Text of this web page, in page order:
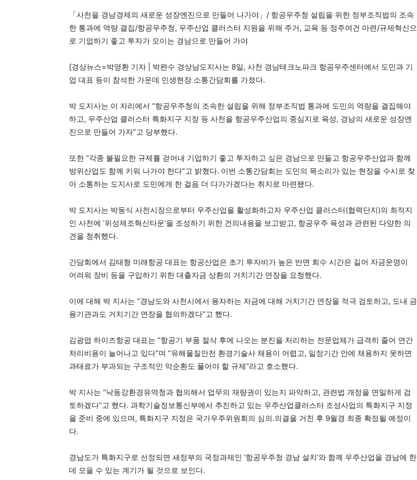
「사천을 경남경제의 새로운 성장엔진으로 만들어 나가야」/ 항공우주청 설립을 위한 정부조직법의 조속
한 통과에 역량 결집/항공우주청, 우주산업 클러스터 지원을 위해 주거, 교육 등 정주여건 마련/규제혁신으
로 기업하기 좋고 투자가 모이는 경남으로 만들어 가야
​[경상뉴스=박영환 기자 | 박완수 경상남도지사는 8일, 사천 경남테크노파크 항공우주센터에서 도민과 기
업 대표 등이 참석한 가운데 민생현장 소통간담회를 가졌다.
박 도지사는 이 자리에서 “항공우주청의 조속한 설립을 위해 정부조직법 통과에 도민의 역량을 결집해야
하고, 우주산업 클러스터 특화지구 지정 등 사천을 항공우주산업의 중심지로 육성, 경남의 새로운 성장엔
진으로 만들어 가자”고 당부했다.
​또한 “각종 불필요한 규제를 걷어내 기업하기 좋고 투자하고 싶은 경남으로 만들고 항공우주산업과 함께
방위산업도 함께 키워 나가야 한다”고 밝혔다. 이번 소통간담회는 도민의 목소리가 있는 현장을 수시로 찾
아 소통하는 도지사로 도민에게 한 걸음 더 다가가겠다는 취지로 마련됐다.
​박 도지사는 박동식 사천시장으로부터 우주산업을 활성화하고자 우주산업 클러스터(협력단지)의 최적지
인 사천에 ‘위성제조혁신타운’을 조성하기 위한 건의내용을 보고받고, 항공우주 육성과 관련된 다양한 의
견을 청취했다.
​간담회에서 김태형 미래항공 대표는 항공산업은 초기 투자비가 높은 반면 회수 시간은 길어 자금운영이
어려워 장비 등을 구입하기 위한 대출자금 상환의 거치기간 연장을 요청했다.
​이에 대해 박 지사는 “경남도와 사천시에서 융자하는 자금에 대해 거치기간 연장을 적극 검토하고, 도내 금
융기관과도 거치기간 연장을 협의하겠다”고 했다.
김광엽 하이즈항공 대표는 “항공기 부품 절삭 후에 나오는 분진을 처리하는 전문업체가 급격히 줄어 연간
처리비용이 늘어나고 있다”며 “유해물질안전 환경기술사 채용이 어렵고, 일정기간 안에 채용하지 못하면
과태료가 부과되는 구조적인 악순환도 풀어야 할 규제”라고 호소했다.
박 지사는 “낙동강환경유역청과 협의해서 업무의 재량권이 있는지 파악하고, 관련법 개정을 면밀하게 검
토하겠다”고 했다. 과학기술정보통신부에서 추진하고 있는 우주산업클러스터 조성사업의 특화지구 지정
을 준비 중에 있으며, 특화지구 지정은 국가우주위원회의 심의․의결을 거친 후 9월경 최종 확정될 예정이
다.
​경남도가 특화지구로 선정되면 새정부의 국정과제인 ‘항공우주청 경남 설치’와 함께 우주산업을 경남에 한
데 모을 수 있는 계기가 될 것으로 보인다.